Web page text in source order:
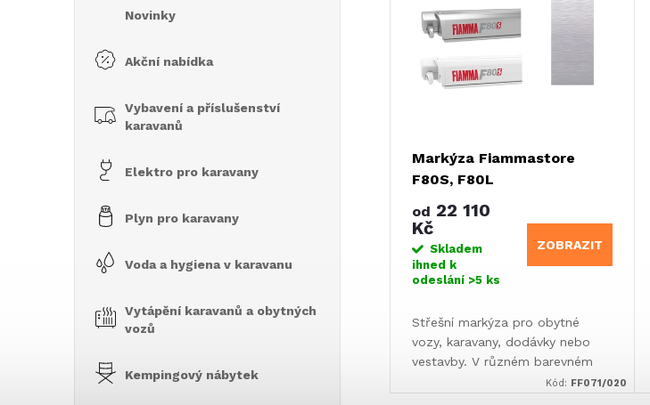
Novinky
Akční nabídka
Vybavení a příslušenství
karavanů
Elektro pro karavany
Plyn pro karavany
Voda a hygiena v karavanu
Vytápění karavanů a obytných
vozů
Kempingový nábytek
k
Markýza Fiammastore
F80S, F80L
od 22 110
Kč
Skladem
ihned k
odeslání >5 ks
ZOBRAZIT
Střešní markýza pro obytné
vozy, karavany, dodávky nebo
vestavby. V různém barevném
provedení plátna nebo pouzdra.
Kód: FF071/020